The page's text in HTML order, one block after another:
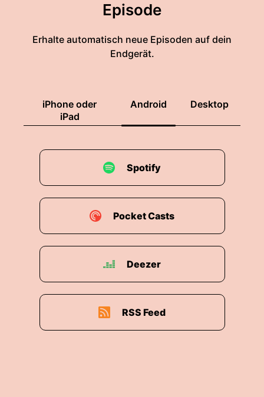
Episode
Erhalte automatisch neue Episoden auf dein
Endgerät.
iPhone oder
iPad
Android Desktop
Spotify
Pocket Casts
Deezer
RSS Feed